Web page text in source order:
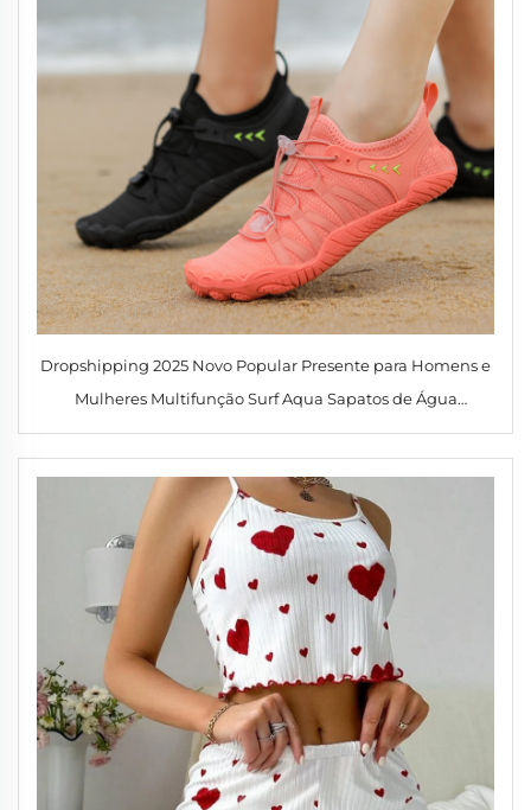
Dropshipping 2025 Novo Popular Presente para Homens e
Mulheres Multifunção Surf Aqua Sapatos de Água
Antiderrapantes Secagem Rápida para Natação Mergulho
Esportes Sapatos de Água sem Meias